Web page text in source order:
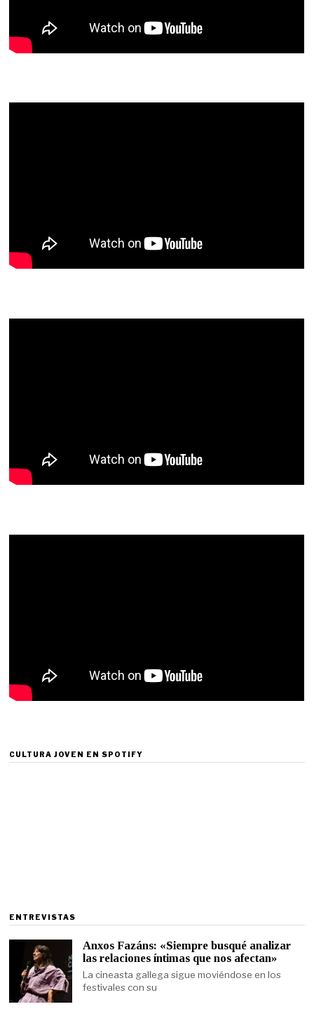
CULTURA JOVEN EN SPOTIFY
ENTREVISTAS
Anxos Fazáns: «Siempre busqué analizar
las relaciones íntimas que nos afectan»
La cineasta gallega sigue moviéndose en los
festivales con su